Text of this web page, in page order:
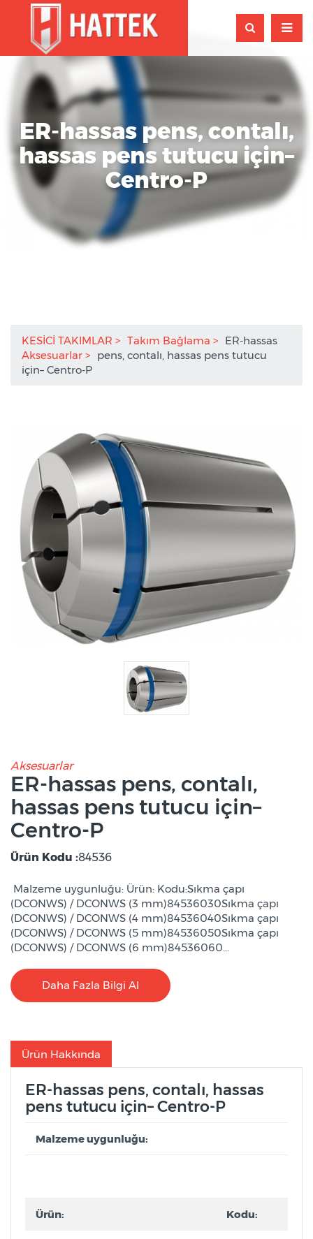
ER-hassas pens, contalı,
hassas pens tutucu için–
Centro-P
KESİCİ TAKIMLAR
Takım Bağlama
Aksesuarlar
ER-hassas
pens, contalı, hassas pens tutucu
için– Centro-P
Aksesuarlar
ER-hassas pens, contalı,
hassas pens tutucu için–
Centro-P
Ürün Kodu :84536
Malzeme uygunluğu: Ürün: Kodu:Sıkma çapı
(DCONWS) / DCONWS (3 mm)84536030Sıkma çapı
(DCONWS) / DCONWS (4 mm)84536040Sıkma çapı
(DCONWS) / DCONWS (5 mm)84536050Sıkma çapı
(DCONWS) / DCONWS (6 mm)84536060...
Daha Fazla Bilgi Al
Ürün Hakkında
ER-hassas pens, contalı, hassas
pens tutucu için– Centro-P
Malzeme uygunluğu:
Ürün: Kodu: